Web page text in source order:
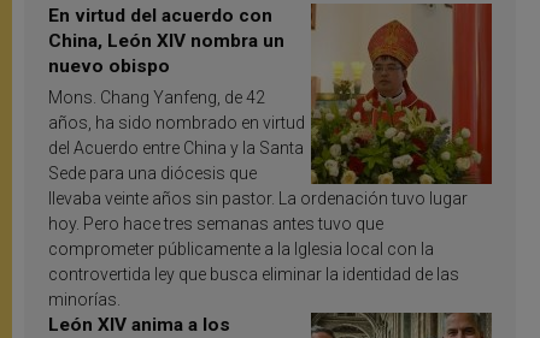
En virtud del acuerdo con
China, León XIV nombra un
nuevo obispo
Mons. Chang Yanfeng, de 42
años, ha sido nombrado en virtud
del Acuerdo entre China y la Santa
Sede para una diócesis que
llevaba veinte años sin pastor. La ordenación tuvo lugar
hoy. Pero hace tres semanas antes tuvo que
comprometer públicamente a la Iglesia local con la
controvertida ley que busca eliminar la identidad de las
minorías.
León XIV anima a los